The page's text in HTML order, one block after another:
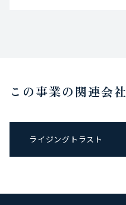
この事業の関連会社
ライジングトラスト